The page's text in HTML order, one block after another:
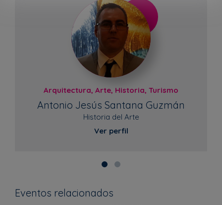
Arquitectura, Arte, Historia, Turismo
Antonio Jesús Santana Guzmán
Historia del Arte
Ver perfil
Eventos relacionados